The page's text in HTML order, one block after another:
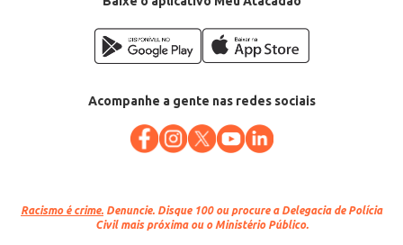
Acompanhe a gente nas redes sociais
Racismo é crime. Denuncie. Disque 100 ou procure a Delegacia de Polícia
Civil mais próxima ou o Ministério Público.